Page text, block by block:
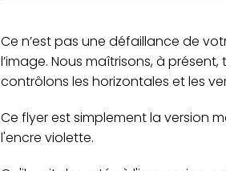
Ce n’est pas une défaillance de
l’image. Nous maîtrisons, à
contrôlons les horizontales et les
Ce flyer est simplement la version
l'encre violette.